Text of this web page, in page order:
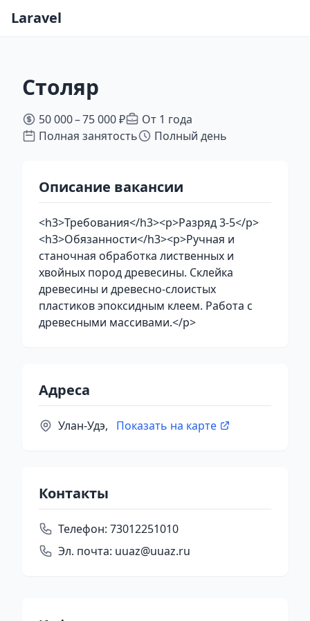
Laravel
Столяр
50 000 – 75 000 ₽
От 1 года
Полная занятость
Полный день
Описание вакансии
<h3>Требования</h3><p>Разряд 3-5</p>
<h3>Обязанности</h3><p>Ручная и
станочная обработка лиственных и
хвойных пород древесины. Склейка
древесины и древесно-слоистых
пластиков эпоксидным клеем. Работа с
древесными массивами.</p>
Адреса
Улан-Удэ, Показать на карте
Контакты
Телефон: 73012251010
Эл. почта: uuaz@uuaz.ru